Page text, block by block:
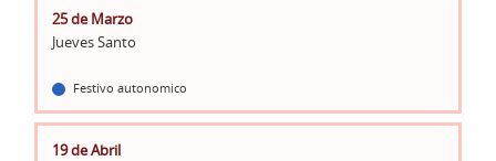
25 de Marzo
Jueves Santo
Festivo autonomico
19 de Abril